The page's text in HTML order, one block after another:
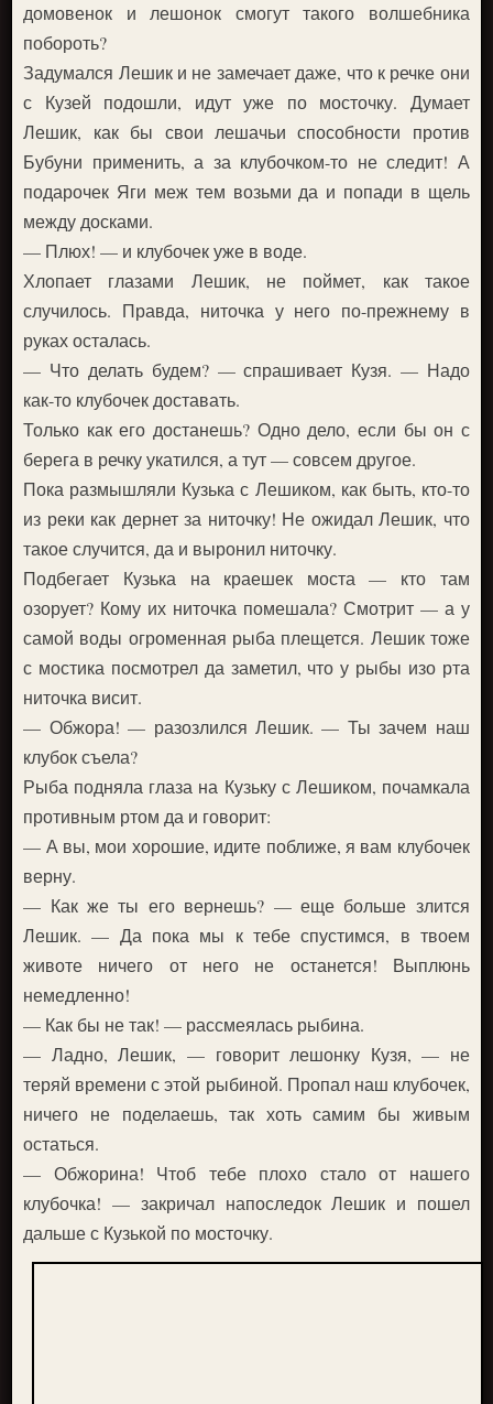
домовенок и лешонок смогут такого волшебника
побороть?
Задумался Лешик и не замечает даже, что к речке они
с Кузей подошли, идут уже по мосточку. Думает
Лешик, как бы свои лешачьи способности против
Бубуни применить, а за клубочком-то не следит! А
подарочек Яги меж тем возьми да и попади в щель
между досками.
— Плюх! — и клубочек уже в воде.
Хлопает глазами Лешик, не поймет, как такое
случилось. Правда, ниточка у него по-прежнему в
руках осталась.
— Что делать будем? — спрашивает Кузя. — Надо
как-то клубочек доставать.
Только как его достанешь? Одно дело, если бы он с
берега в речку укатился, а тут — совсем другое.
Пока размышляли Кузька с Лешиком, как быть, кто-то
из реки как дернет за ниточку! Не ожидал Лешик, что
такое случится, да и выронил ниточку.
Подбегает Кузька на краешек моста — кто там
озорует? Кому их ниточка помешала? Смотрит — а у
самой воды огроменная рыба плещется. Лешик тоже
с мостика посмотрел да заметил, что у рыбы изо рта
ниточка висит.
— Обжора! — разозлился Лешик. — Ты зачем наш
клубок съела?
Рыба подняла глаза на Кузьку с Лешиком, почамкала
противным ртом да и говорит:
— А вы, мои хорошие, идите поближе, я вам клубочек
верну.
— Как же ты его вернешь? — еще больше злится
Лешик. — Да пока мы к тебе спустимся, в твоем
животе ничего от него не останется! Выплюнь
немедленно!
— Как бы не так! — рассмеялась рыбина.
— Ладно, Лешик, — говорит лешонку Кузя, — не
теряй времени с этой рыбиной. Пропал наш клубочек,
ничего не поделаешь, так хоть самим бы живым
остаться.
— Обжорина! Чтоб тебе плохо стало от нашего
клубочка! — закричал напоследок Лешик и пошел
дальше с Кузькой по мосточку.